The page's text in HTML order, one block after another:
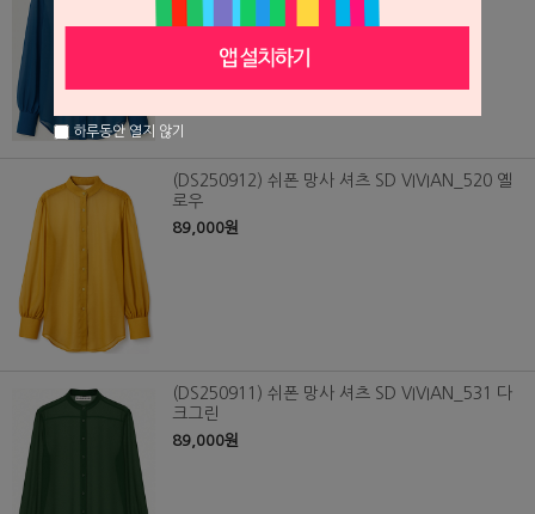
89,000원
(DS250912) 쉬폰 망사 셔츠 SD VIVIAN_520 옐
로우
89,000원
(DS250911) 쉬폰 망사 셔츠 SD VIVIAN_531 다
크그린
89,000원
하루동안 열지 않기